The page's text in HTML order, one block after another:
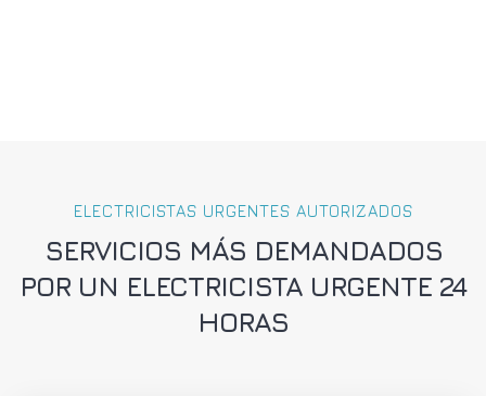
ELECTRICISTAS URGENTES AUTORIZADOS
SERVICIOS MÁS DEMANDADOS
POR UN ELECTRICISTA URGENTE 24
HORAS